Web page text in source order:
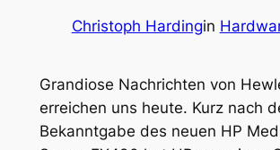
Christoph Hardingin
Grandiose Nachrichten von
erreichen uns heute. Kurz nach
Bekanntgabe des neuen HP